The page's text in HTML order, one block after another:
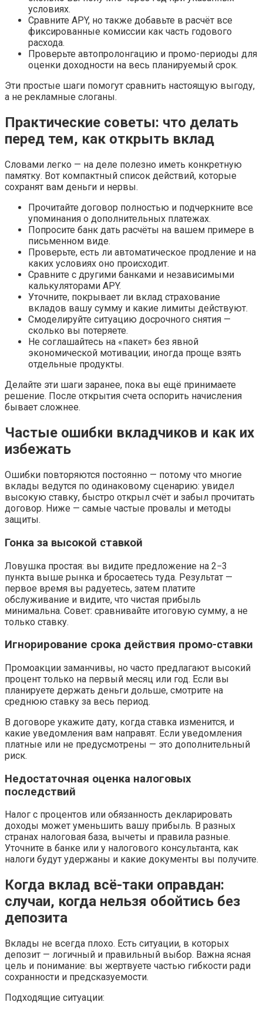
условиях.
Сравните APY, но также добавьте в расчёт все
фиксированные комиссии как часть годового
расхода.
Проверьте автопролонгацию и промо-периоды для
оценки доходности на весь планируемый срок.
Эти простые шаги помогут сравнить настоящую выгоду,
а не рекламные слоганы.
Практические советы: что делать
перед тем, как открыть вклад
Словами легко — на деле полезно иметь конкретную
памятку. Вот компактный список действий, которые
сохранят вам деньги и нервы.
Прочитайте договор полностью и подчеркните все
упоминания о дополнительных платежах.
Попросите банк дать расчёты на вашем примере в
письменном виде.
Проверьте, есть ли автоматическое продление и на
каких условиях оно происходит.
Сравните с другими банками и независимыми
калькуляторами APY.
Уточните, покрывает ли вклад страхование
вкладов вашу сумму и какие лимиты действуют.
Смоделируйте ситуацию досрочного снятия —
сколько вы потеряете.
Не соглашайтесь на «пакет» без явной
экономической мотивации; иногда проще взять
отдельные продукты.
Делайте эти шаги заранее, пока вы ещё принимаете
решение. После открытия счета оспорить начисления
бывает сложнее.
Частые ошибки вкладчиков и как их
избежать
Ошибки повторяются постоянно — потому что многие
вклады ведутся по одинаковому сценарию: увидел
высокую ставку, быстро открыл счёт и забыл прочитать
договор. Ниже — самые частые провалы и методы
защиты.
Гонка за высокой ставкой
Ловушка простая: вы видите предложение на 2−3
пункта выше рынка и бросаетесь туда. Результат —
первое время вы радуетесь, затем платите
обслуживание и видите, что чистая прибыль
минимальна. Совет: сравнивайте итоговую сумму, а не
только ставку.
Игнорирование срока действия промо-ставки
Промоакции заманчивы, но часто предлагают высокий
процент только на первый месяц или год. Если вы
планируете держать деньги дольше, смотрите на
среднюю ставку за весь период.
В договоре укажите дату, когда ставка изменится, и
какие уведомления вам направят. Если уведомления
платные или не предусмотрены — это дополнительный
риск.
Недостаточная оценка налоговых
последствий
Налог с процентов или обязанность декларировать
доходы может уменьшить вашу прибыль. В разных
странах налоговая база, вычеты и правила разные.
Уточните в банке или у налогового консультанта, как
налоги будут удержаны и какие документы вы получите.
Когда вклад всё-таки оправдан:
случаи, когда нельзя обойтись без
депозита
Вклады не всегда плохо. Есть ситуации, в которых
депозит — логичный и правильный выбор. Важна ясная
цель и понимание: вы жертвуете частью гибкости ради
сохранности и предсказуемости.
Подходящие ситуации: